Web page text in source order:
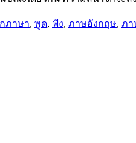
ภาษา, พูด, ฟัง, ภาษอังกฤษ, ภา